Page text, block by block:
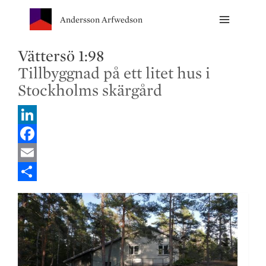
Andersson Arfwedson
Vättersö 1:98
Tillbyggnad på ett litet hus i
Stockholms skärgård
L
i
n
k
e
d
I
F
a
c
e
b
o
E
m
a
i
l
S
h
a
r